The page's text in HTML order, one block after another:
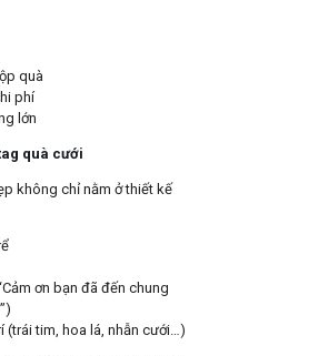
quà
phí
lớn
quà cưới
không chỉ nằm ở thiết kế
ơn bạn đã đến chung
(trái tim, hoa lá, nhẫn cưới…)